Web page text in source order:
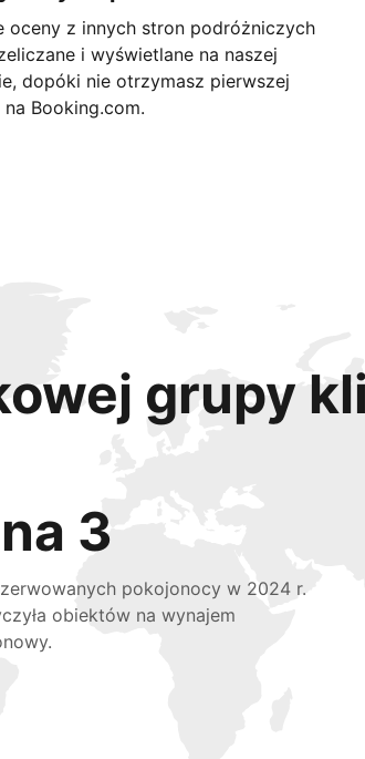
oceny z innych stron podróżniczych
i wyświetlane na naszej
dopóki nie otrzymasz pierwszej
Booking.com.
grupy
3
pokojonocy w 2024 r.
obiektów na wynajem